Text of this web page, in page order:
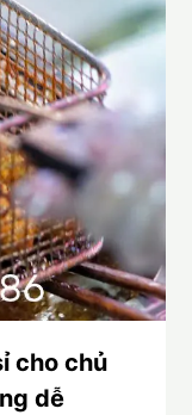
cho chủ
dễ